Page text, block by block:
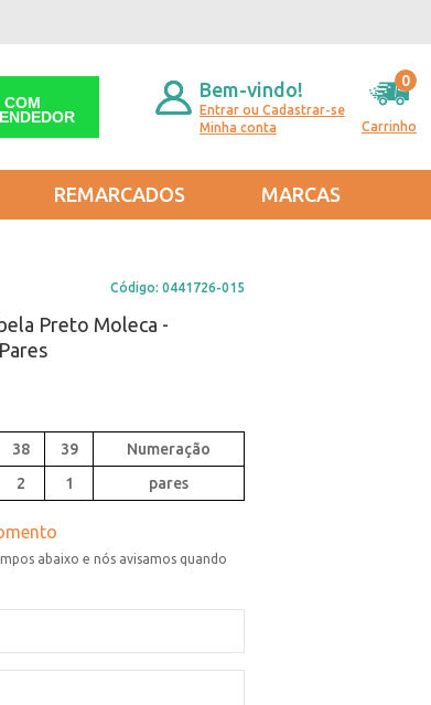
COM
Bem-vindo!
Entrar ou Cadastrar-se
Minha conta
Carrinho
0
REMARCADOS MARCAS
Código: 0441726-015
Preto Moleca -
38
39
2 1 pares